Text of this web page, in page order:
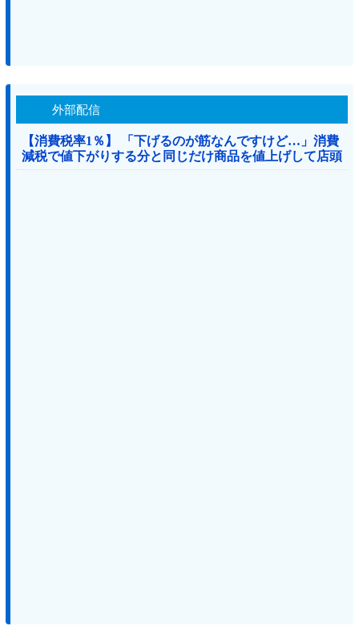
外部配信
【消費税率1％】 「下げるのが筋なんですけど…」消費
減税で値下がりする分と同じだけ商品を値上げして店頭
価格を変えない店も